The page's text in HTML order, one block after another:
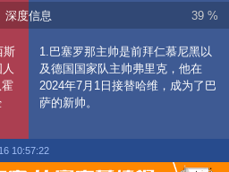
深度信息
斯
39 %
1.巴塞罗那主帅是前拜仁慕尼黑以
及德国国家队主帅弗里克，他在
2024年7月1日接替哈维，成为了巴
萨的新帅。
10:57:22